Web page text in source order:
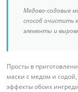
Медово-содовые
способ очистить
элементы и
Просты в
маски с медом и
эффекты обоих